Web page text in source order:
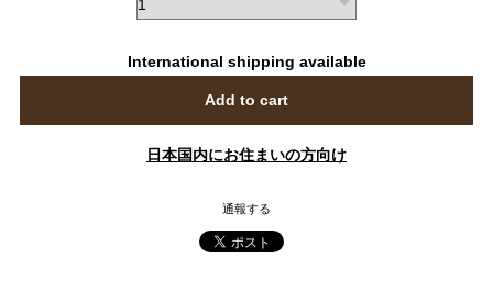
International shipping available
Add to cart
日本国内にお住まいの方向け
通報する